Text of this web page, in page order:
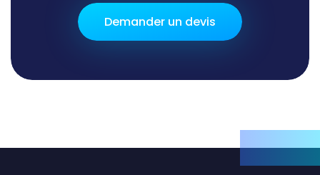
Demander un devis